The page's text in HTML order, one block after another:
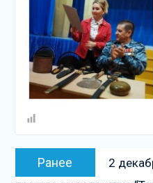
Навигация
Ранее
запись:
2